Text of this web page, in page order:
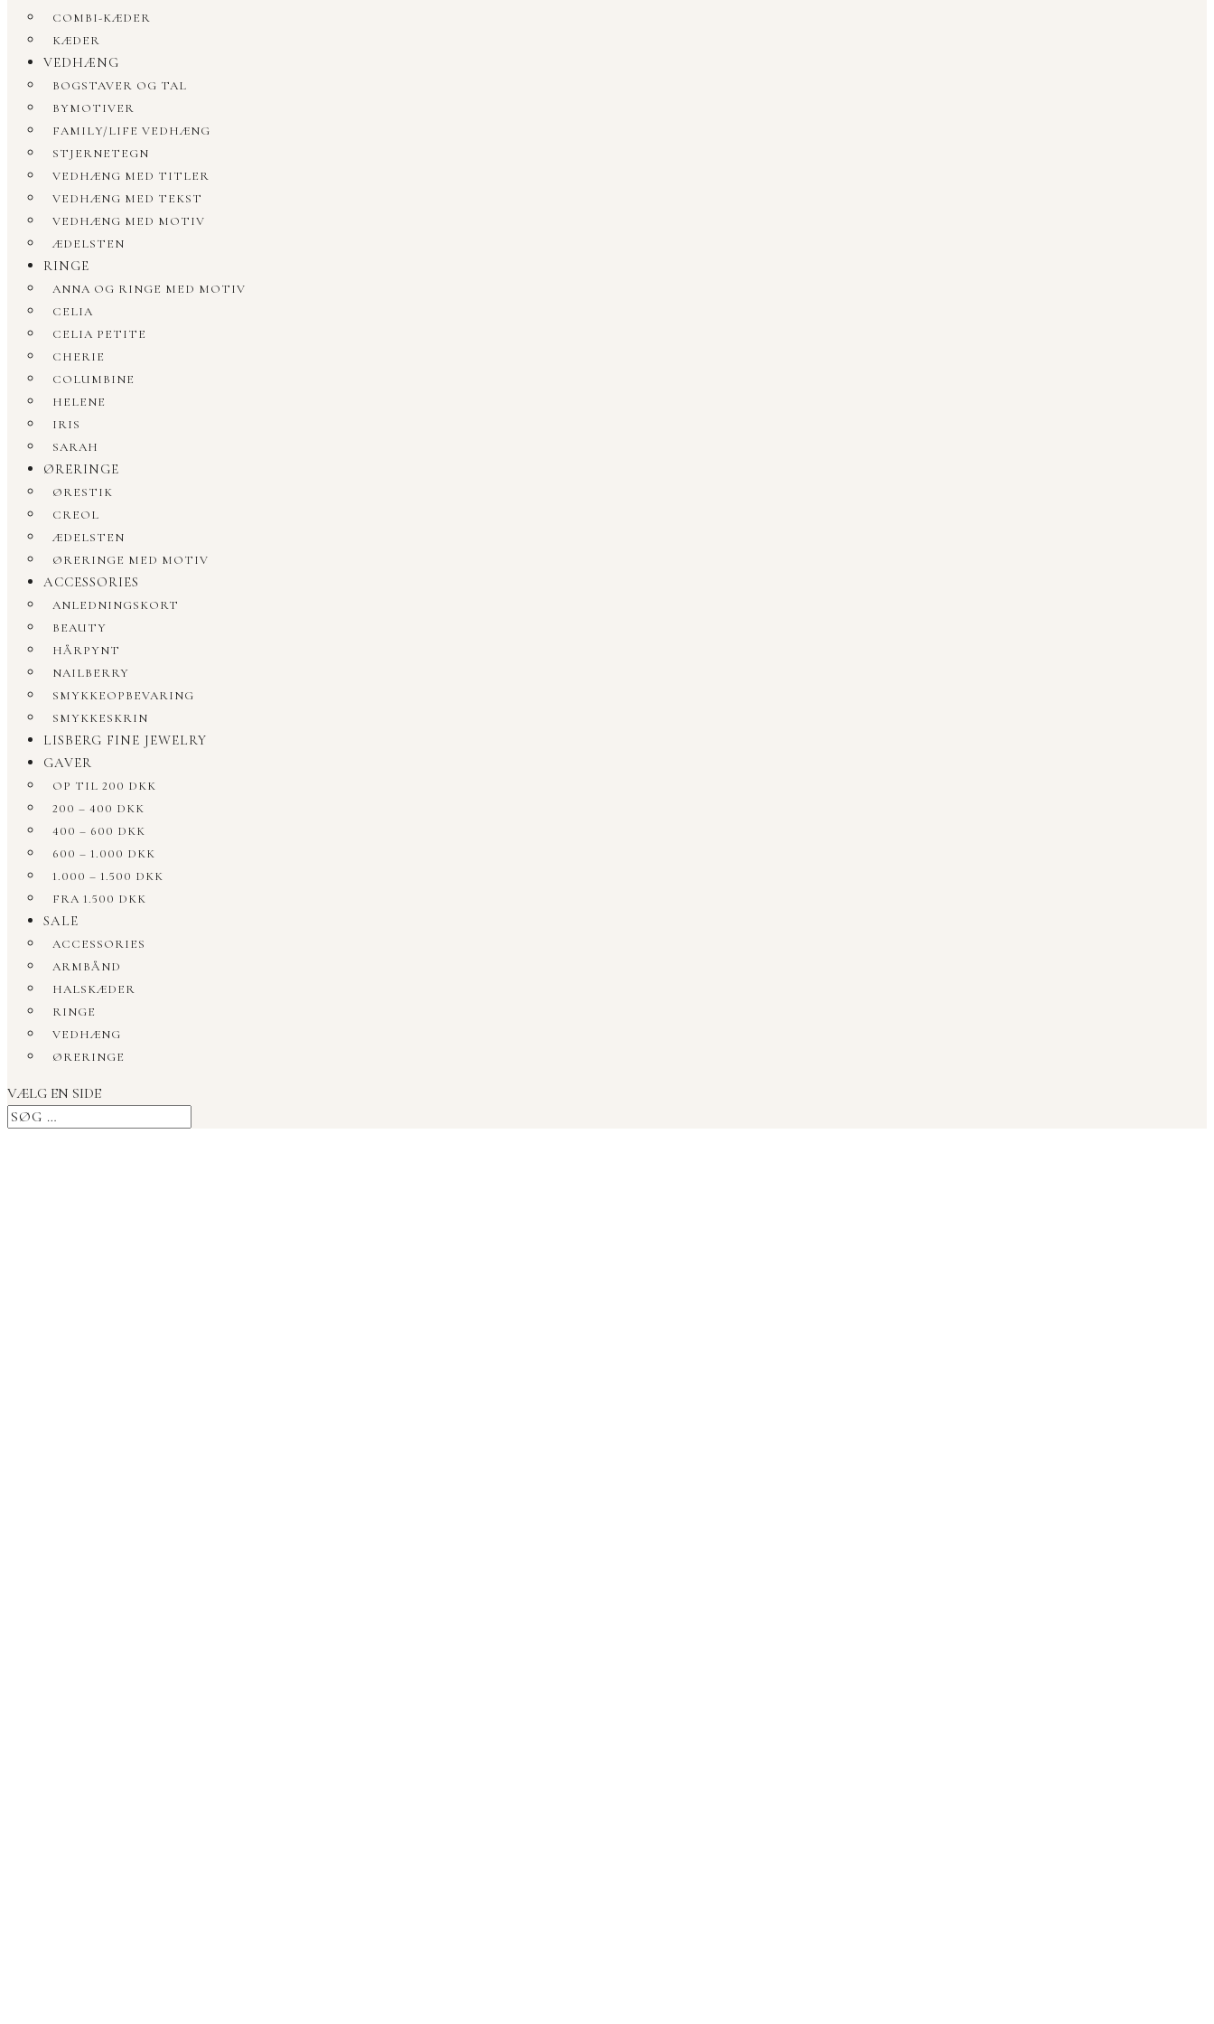
COMBI-KÆDER
KÆDER
VEDHÆNG
BOGSTAVER OG TAL
BYMOTIVER
FAMILY/LIFE VEDHÆNG
STJERNETEGN
VEDHÆNG MED TITLER
VEDHÆNG MED TEKST
VEDHÆNG MED MOTIV
ÆDELSTEN
RINGE
ANNA OG RINGE MED MOTIV
CELIA
CELIA PETITE
CHERIE
COLUMBINE
HELENE
IRIS
SARAH
ØRERINGE
ØRESTIK
CREOL
ÆDELSTEN
ØRERINGE MED MOTIV
ACCESSORIES
ANLEDNINGSKORT
BEAUTY
HÅRPYNT
NAILBERRY
SMYKKEOPBEVARING
SMYKKESKRIN
LISBERG FINE JEWELRY
GAVER
OP TIL 200 DKK
200 – 400 DKK
400 – 600 DKK
600 – 1.000 DKK
1.000 – 1.500 DKK
FRA 1.500 DKK
SALE
ACCESSORIES
ARMBÅND
HALSKÆDER
RINGE
VEDHÆNG
ØRERINGE
VÆLG EN SIDE